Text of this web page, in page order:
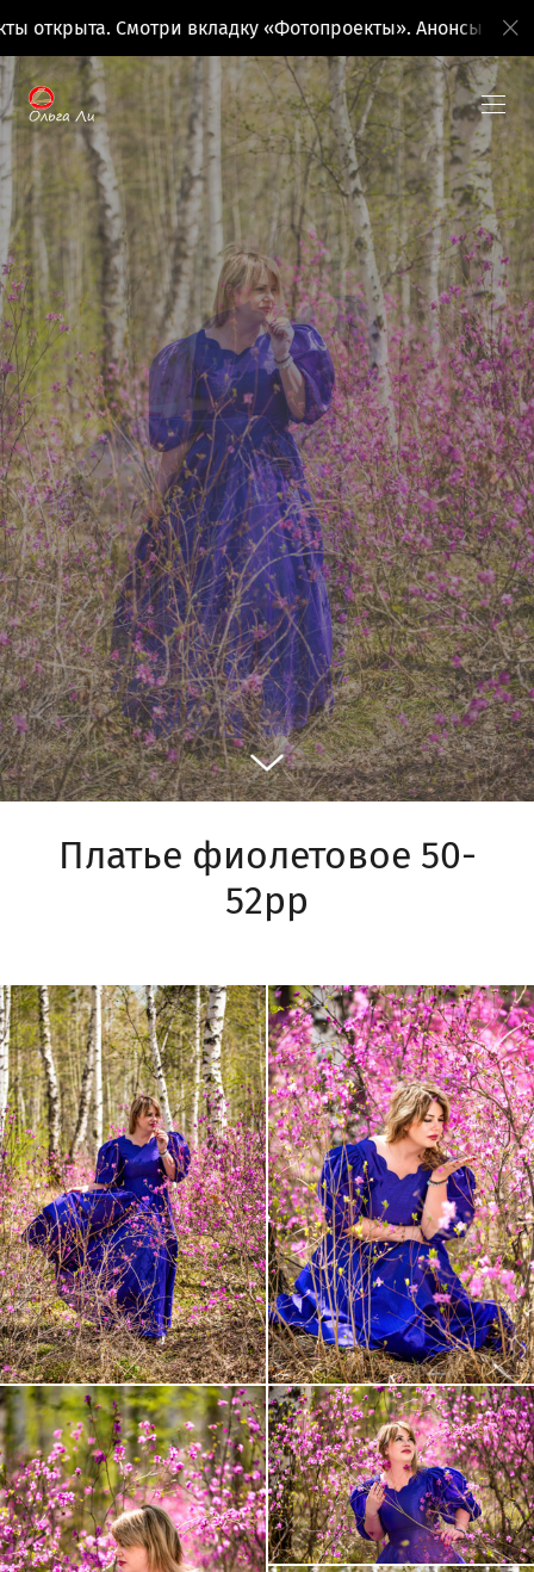
открыта. Смотри вкладку «Фотопроекты». Анонсы
Платье фиолетовое 50-
52рр